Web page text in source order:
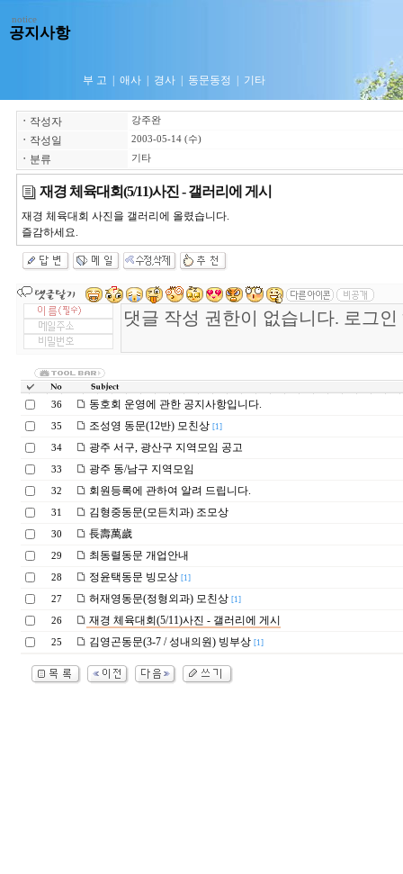
notice
공지사항
부 고 애사 경사 동문동정 기타
ㆍ 작성자 강주완
ㆍ 작성일 2003-05-14 (수)
ㆍ 분류 기타
재경 체육대회(5/11)사진 - 갤러리에 게시
재경 체육대회 사진을 갤러리에 올렸습니다.
즐감하세요.
36 동호회 운영에 관한 공지사항입니다.
35 조성영 동문(12반) 모친상 [1]
34 광주 서구, 광산구 지역모임 공고
33 광주 동/남구 지역모임
32 회원등록에 관하여 알려 드립니다.
31 김형중동문(모든치과) 조모상
30 長壽萬歲
29 최동렬동문 개업안내
28 정윤택동문 빙모상 [1]
27 허재영동문(정형외과) 모친상 [1]
26 재경 체육대회(5/11)사진 - 갤러리에 게시
25 김영곤동문(3-7 / 성내의원) 빙부상 [1]